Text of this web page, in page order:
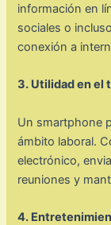
información en
sociales o
conexión a
3. Utilidad en el
Un smartphone
ámbito laboral.
electrónico,
reuniones y
4.